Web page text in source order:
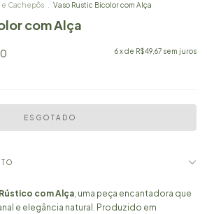
e Cachepôs Vaso Rustic Bicolor com Alça
com Alça
6x de R$49,67 sem juros
com Alça, uma peça encantadora que
e elegância natural. Produzido em